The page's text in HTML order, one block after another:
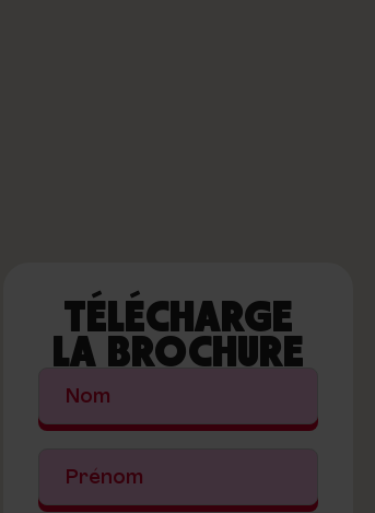
TÉLÉCHARGE
LA BROCHURE